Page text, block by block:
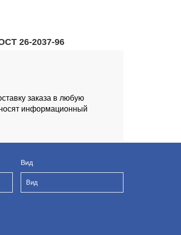
26-2037-96
заказа в любую
носят информационный
Вид
Вид